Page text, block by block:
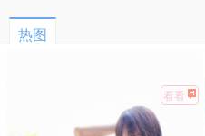
热图
看看